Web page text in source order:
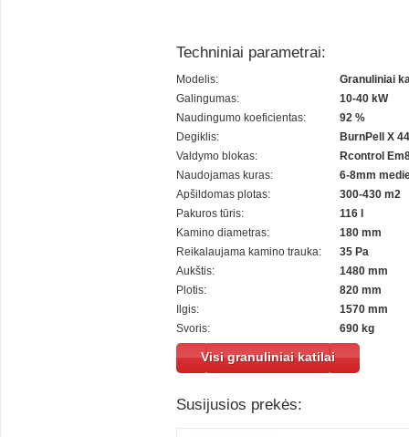
Techniniai parametrai:
Modelis:
Granuliniai
Galingumas:
10-40 kW
Naudingumo koeficientas:
92 %
Degiklis:
BurnPell X 44
Valdymo blokas:
Rcontrol
Naudojamas kuras:
6-8mm
Apšildomas plotas:
300-430 m2
Pakuros tūris:
116 l
Kamino diametras:
180 mm
Reikalaujama kamino trauka:
35 Pa
Aukštis:
1480 mm
Plotis:
820 mm
Ilgis:
1570 mm
Svoris:
690 kg
Visi granuliniai katilai
Susijusios prekės: